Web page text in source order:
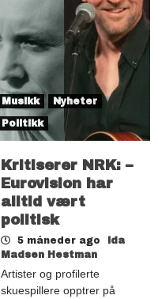
Musikk
Nyheter
Politikk
Kritiserer NRK: –
Eurovision har
alltid vært
politisk
5 måneder ago
Ida
Madsen Hestman
Artister og profilerte
skuespillere opptrer på